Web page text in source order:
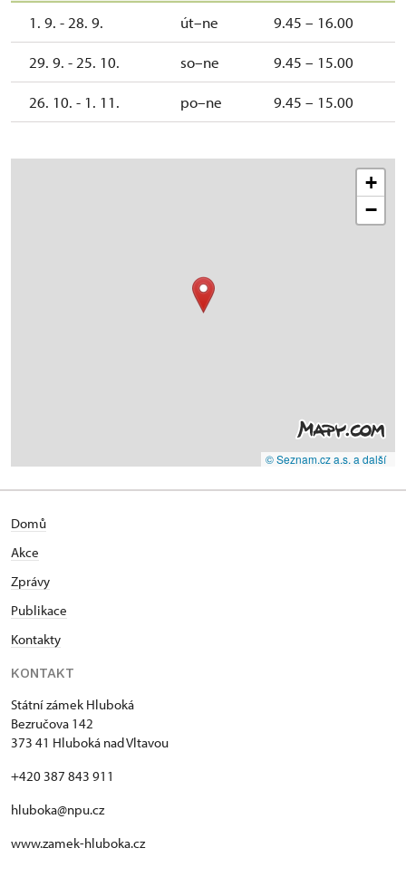
1. 9. - 28. 9. út–ne 9.45 – 16.00
29. 9. - 25. 10. so–ne 9.45 – 15.00
26. 10. - 1. 11. po–ne 9.45 – 15.00
+
−
© Seznam.cz a.s. a další
Domů
Akce
Zprávy
Publikace
Kontakty
KONTAKT
Státní zámek Hluboká
Bezručova 142
373 41 Hluboká nad Vltavou
+420 387 843 911
hluboka@npu.cz
www.zamek-hluboka.cz